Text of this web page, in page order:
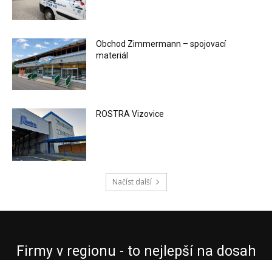
Obchod Zimmermann – spojovací
materiál
ROSTRA Vizovice
Načíst další
Firmy v regionu - to nejlepší na dosah